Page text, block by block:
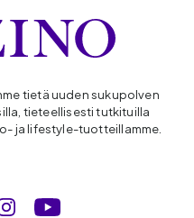
tietä uuden sukupolven
tieteellisesti tutkituilla
ja lifestyle-tuotteillamme.